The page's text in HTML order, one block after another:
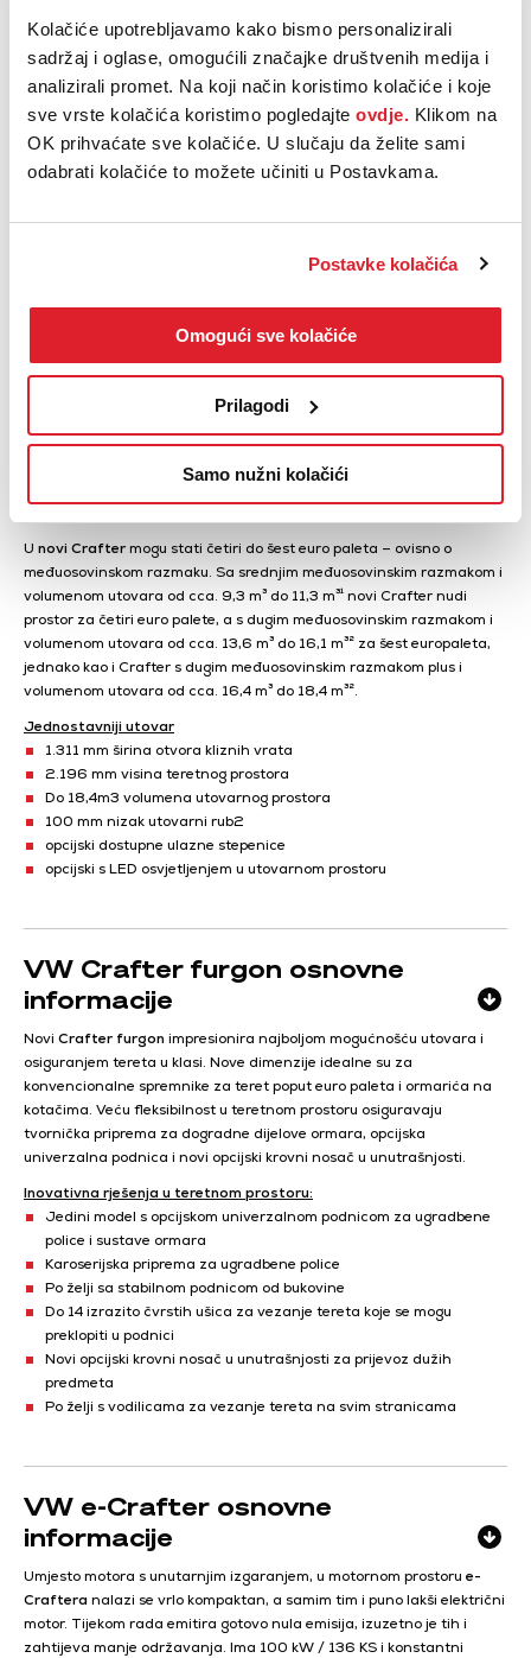
Kolačiće upotrebljavamo kako bismo personalizirali
sadržaj i oglase, omogućili značajke društvenih medija i
analizirali promet. Na koji način koristimo kolačiće i koje
sve vrste kolačića koristimo pogledajte ovdje. Klikom na
OK prihvaćate sve kolačiće. U slučaju da želite sami
odabrati kolačiće to možete učiniti u Postavkama.
Postavke kolačića
Omogući sve kolačiće
Prilagodi
Samo nužni kolačići
udobnosti. Njegovo amortizacijsko sjedalo “ergoComfort”, dobro
osmišljene mogućnosti odlaganja i brojne druge dodatne funkcije
vozačevu kabinu novog Craftera pretvaraju u udobno radno mjesto
za vozače koji su često za upravljačem.
VW Crafter motori
Novi Crafterjedini je model u klasi s šest različitih kombinacija
mjenjača koji se može kombinirati sa svim vrstama pogona –
omogućuje komfornu i štedljivu vožnju i tijekom gradskog prometa s
čestim zaustavljanjima i kretanjima.
Velika kilometraža, učinkovitost i radna sigurnost postižu se čak i kod
ekstremnih profila vožnje kao što je dostava. Svi motori oduševljavaju
Novi VW Crafter teretni prostor
U novi Craftermogu stati četiri do šest euro paleta – ovisno o
međuosovinskom razmaku. Sa srednjim međuosovinskim razmakom i
volumenom utovara od cca. 9,3 m³ do 11,3 m³¹ novi Crafter nudi
prostor za četiri euro palete, a s dugim međuosovinskim razmakom i
volumenom utovara od cca. 13,6 m³ do 16,1 m³² za šest europaleta,
jednako kao i Crafter s dugim međuosovinskim razmakom plus i
volumenom utovara od cca. 16,4 m³ do 18,4 m³².
Jednostavniji utovar
1.311 mm širina otvora kliznih vrata
2.196 mm visina teretnog prostora
Do 18,4m3 volumena utovarnog prostora
100 mm nizak utovarni rub2
opcijski dostupne ulazne stepenice
opcijski s LED osvjetljenjem u utovarnom prostoru
VW Crafter furgon osnovne
informacije
Novi Crafter furgon impresionira najboljom mogućnošću utovara i
osiguranjem tereta u klasi. Nove dimenzije idealne su za
konvencionalne spremnike za teret poput euro paleta i ormarića na
kotačima. Veću fleksibilnost u teretnom prostoru osiguravaju
tvornička priprema za dogradne dijelove ormara, opcijska
univerzalna podnica i novi opcijski krovni nosač u unutrašnjosti.
Inovativna rješenja u teretnom prostoru:
Jedini model s opcijskom univerzalnom podnicom za ugradbene
police i sustave ormara
Karoserijska priprema za ugradbene police
Po želji sa stabilnom podnicom od bukovine
Do 14 izrazito čvrstih ušica za vezanje tereta koje se mogu
preklopiti u podnici
Novi opcijski krovni nosač u unutrašnjosti za prijevoz dužih
predmeta
Po želji s vodilicama za vezanje tereta na svim stranicama
VW e-Crafter osnovne
informacije
Umjesto motora s unutarnjim izgaranjem, u motornom prostoru e-
Craftera nalazi se vrlo kompaktan, a samim tim i puno lakši električni
motor. Tijekom rada emitira gotovo nula emisija, izuzetno je tih i
zahtijeva manje održavanja. Ima 100 kW / 136 KS i konstantni